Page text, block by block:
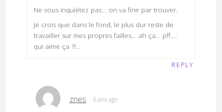
Ne vous inquiétez pas… on va finir par trouver.
Je crois que dans le fond, le plus dur reste de
travailler sur mes propres failles… ah ça… pff….
qui aime ça ?!…
REPLY
znes 6 ans ago